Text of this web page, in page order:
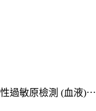
過敏原檢測 (血液)⋯